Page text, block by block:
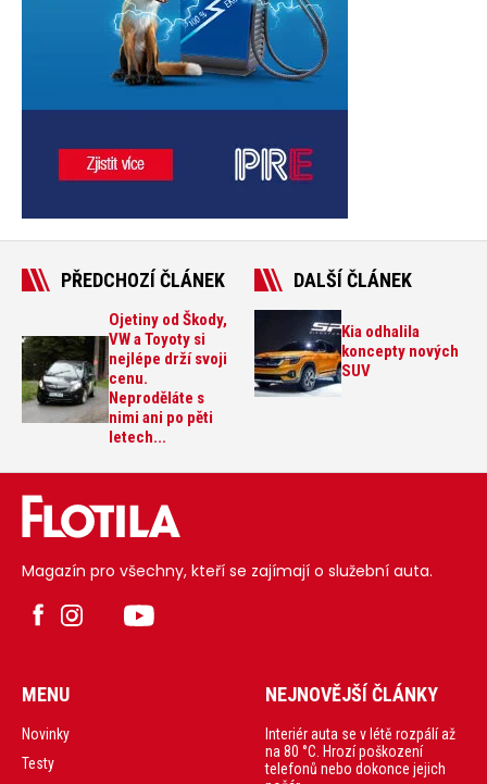
PŘEDCHOZÍ ČLÁNEK
Ojetiny od Škody,
VW a Toyoty si
nejlépe drží svoji
cenu.
Neproděláte s
nimi ani po pěti
letech...
DALŠÍ ČLÁNEK
Kia odhalila
koncepty nových
SUV
Magazín pro všechny, kteří se zajímají o služební auta.
MENU
Novinky
Testy
NEJNOVĚJŠÍ ČLÁNKY
Interiér auta se v létě rozpálí až
na 80 °C. Hrozí poškození
telefonů nebo dokonce jejich